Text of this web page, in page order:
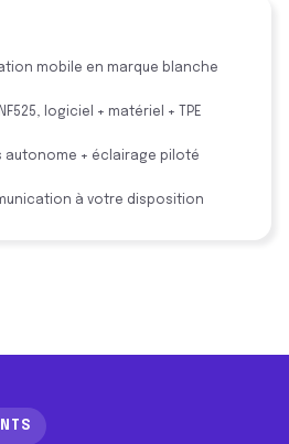
mobile en marque blanche
logiciel + matériel + TPE
autonome + éclairage piloté
à votre disposition